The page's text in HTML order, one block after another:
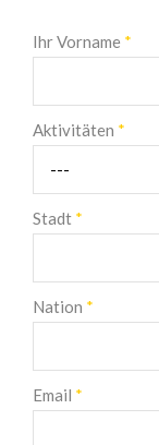
Ihr Vorname *
Aktivitäten *
Stadt *
Nation *
Email *